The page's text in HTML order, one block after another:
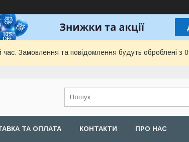
час. Замовлення та повідомлення будуть оброблені
ТА ОПЛАТА КОНТАКТИ ПРО НАС